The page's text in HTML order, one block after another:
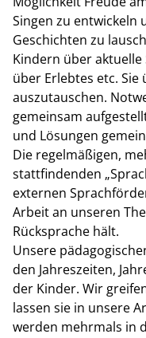
Singen zu entwickeln
Geschichten zu
Kindern über
über Erlebtes etc.
auszutauschen.
gemeinsam
und Lösungen
Die regelmäßigen,
stattfindenden
externen
Arbeit an unseren
Rücksprache hält.
Unsere
den Jahreszeiten,
der Kinder. Wir
lassen sie in unsere
werden mehrmals in